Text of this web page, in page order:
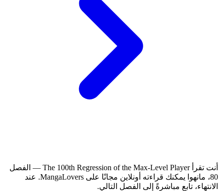
أنت تقرأ The 100th Regression of the Max-Level Player — الفصل
80، مانهوا يمكنك قراءته أونلاين مجانًا على MangaLovers.
عند
الانتهاء، تابع مباشرةً إلى الفصل التالي.